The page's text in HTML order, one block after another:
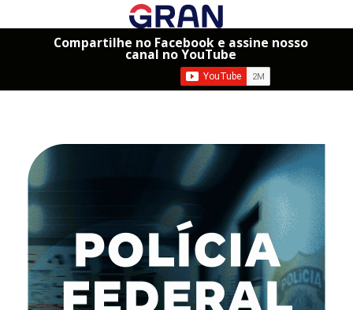
Compartilhe no Facebook e assine nosso
canal no YouTube